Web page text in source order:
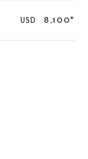
USD 8,100*